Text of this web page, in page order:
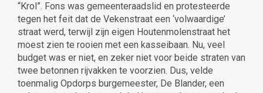
“Krol”. Fons was gemeenteraadslid en protesteerde
tegen het feit dat de Vekenstraat een ‘volwaardige’
straat werd, terwijl zijn eigen Houtenmolenstraat het
moest zien te rooien met een kasseibaan. Nu, veel
budget was er niet, en zeker niet voor beide straten van
twee betonnen rijvakken te voorzien. Dus, velde
toenmalig Opdorps burgemeester, De Blander, een